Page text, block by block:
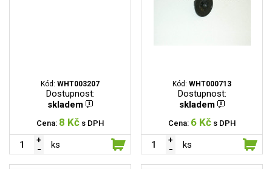
Kód: WHT003207
Dostupnost:
skladem
Cena: 8 Kč s DPH
ks
Kód: WHT000713
Dostupnost:
skladem
Cena: 6 Kč s DPH
ks